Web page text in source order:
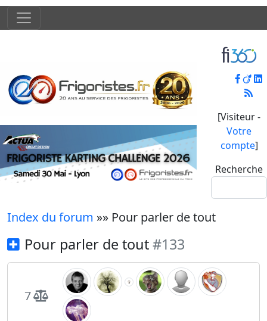
[Visiteur -
Votre
compte]
Recherche
Index du forum »» Pour parler de tout
Pour parler de tout#133
7